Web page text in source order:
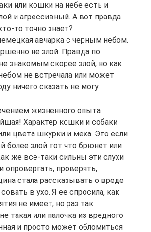
или кошки на небе есть и
и агрессивный. А вот правда
то точно знает?
авчарка с черным небом.
не злой. Правда по
знакомым скорее злой, но как
не встречала или может
ничего сказать не могу.
жизненного опыта
Характер кошки и собаки
цвета шкурки и меха. Это если
более злой тот что брюнет или
же все-таки сильны эти слухи
проверять,
стала рассказывать о вреде
в ухо. Я ее спросила, как
не имеет, но раз так
такая или палочка из вредного
и просто может обломиться